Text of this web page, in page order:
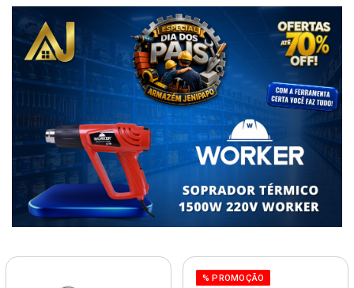
% PROMOÇÃO